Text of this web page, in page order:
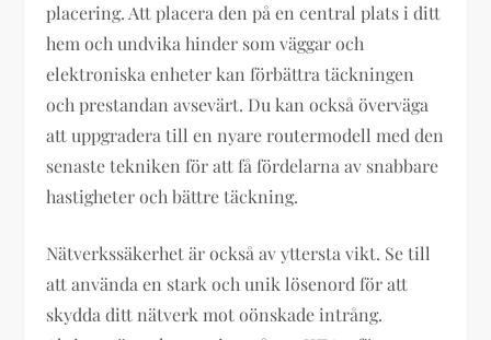
placering. Att placera den på en central plats i ditt
hem och undvika hinder som väggar och
elektroniska enheter kan förbättra täckningen
och prestandan avsevärt. Du kan också överväga
att uppgradera till en nyare routermodell med den
senaste tekniken för att få fördelarna av snabbare
hastigheter och bättre täckning.
Nätverkssäkerhet är också av yttersta vikt. Se till
att använda en stark och unik lösenord för att
skydda ditt nätverk mot oönskade intrång.